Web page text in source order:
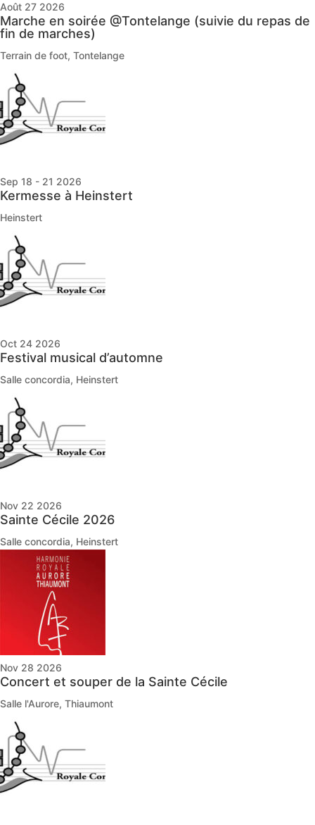
Août 27 2026
Marche en soirée @Tontelange (suivie du repas de
fin de marches)
Terrain de foot, Tontelange
Sep 18 - 21 2026
Kermesse à Heinstert
Heinstert
Oct 24 2026
Festival musical d’automne
Salle concordia, Heinstert
Nov 22 2026
Sainte Cécile 2026
Salle concordia, Heinstert
Nov 28 2026
Concert et souper de la Sainte Cécile
Salle l'Aurore, Thiaumont